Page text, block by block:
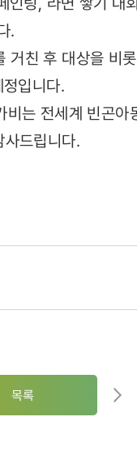
.
거친 후 대상을 비
입니다.
는 전세계 빈곤아
드립니다.
목록